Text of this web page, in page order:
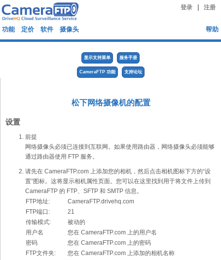
登录 注册
功能 定价 软件 摄像头 帮助
显示支持菜单 服务手册
CameraFTP 功能 支持论坛
松下网络摄像机的配置
设置
前提
网络摄像头必须已连接到互联网。如果使用路由器，网络摄像头必须能够
通过路由器使用 FTP 服务。
请先在 CameraFTP.com 上添加您的相机，然后点击相机图标下方的“设
置”图标。这将显示相机属性页面。您可以在这里找到用于将文件上传到
CameraFTP 的 FTP、SFTP 和 SMTP 信息。
FTP地址:
CameraFTP.drivehq.com
FTP端口:
21
传输模式:
被动的
用户名
您在 CameraFTP.com 上的用户名
密码
您在 CameraFTP.com 上的密码
FTP文件夹:
您在 CameraFTP.com 上添加的相机名称